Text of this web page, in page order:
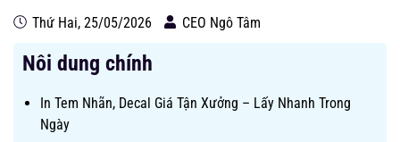
Thứ Hai, 25/05/2026 CEO Ngô Tâm
Nôi dung chính
In Tem Nhãn, Decal Giá Tận Xưởng – Lấy Nhanh Trong
Ngày